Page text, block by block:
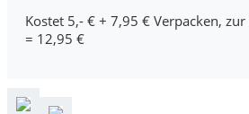
Kostet 5,- € + 7,95 € Verpacken,
= 12,95 €